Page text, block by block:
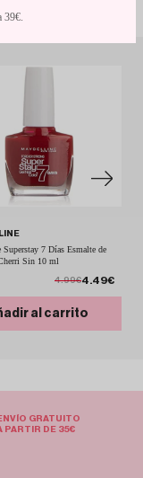
7 Días Esmalte de
Sin 10 ml
4.99€4.49€
al carrito
GRATUITO
PARTIR DE 35€
39€.